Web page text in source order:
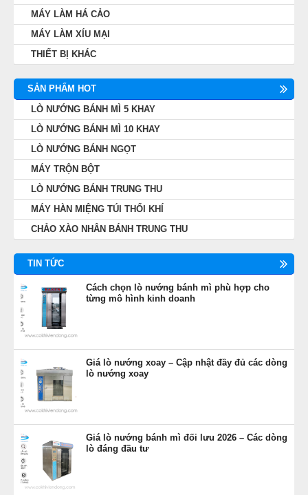
MÁY LÀM HÁ CẢO
MÁY LÀM XÍU MẠI
THIẾT BỊ KHÁC
SẢN PHẨM HOT
LÒ NƯỚNG BÁNH MÌ 5 KHAY
LÒ NƯỚNG BÁNH MÌ 10 KHAY
LÒ NƯỚNG BÁNH NGỌT
MÁY TRỘN BỘT
LÒ NƯỚNG BÁNH TRUNG THU
MÁY HÀN MIỆNG TÚI THỔI KHÍ
CHẢO XÀO NHÂN BÁNH TRUNG THU
TIN TỨC
Cách chọn lò nướng bánh mì phù hợp cho
từng mô hình kinh doanh
Giá lò nướng xoay – Cập nhật đầy đủ các dòng
lò nướng xoay
Giá lò nướng bánh mì đối lưu 2026 – Các dòng
lò đáng đầu tư